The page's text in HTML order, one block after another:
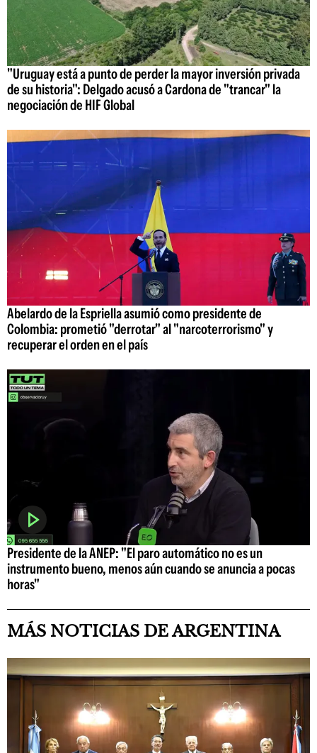
"Uruguay está a punto de perder la mayor inversión privada
de su historia": Delgado acusó a Cardona de "trancar" la
negociación de HIF Global
Abelardo de la Espriella asumió como presidente de
Colombia: prometió "derrotar" al "narcoterrorismo" y
recuperar el orden en el país
Presidente de la ANEP: "El paro automático no es un
instrumento bueno, menos aún cuando se anuncia a pocas
horas"
MÁS NOTICIAS DE ARGENTINA